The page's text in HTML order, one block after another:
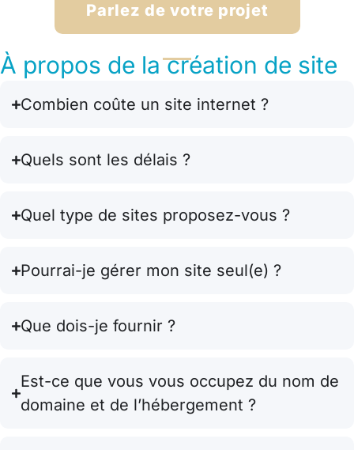
Parlez de votre projet
À propos de la création de site
Combien coûte un site internet ?
Quels sont les délais ?
Quel type de sites proposez-vous ?
Pourrai-je gérer mon site seul(e) ?
Que dois-je fournir ?
Est-ce que vous vous occupez du nom de
domaine et de l’hébergement ?